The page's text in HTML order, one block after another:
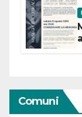
Comuni